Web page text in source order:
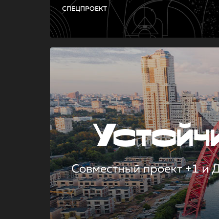
СПЕЦПРОЕКТ
Совместный проект +1 и